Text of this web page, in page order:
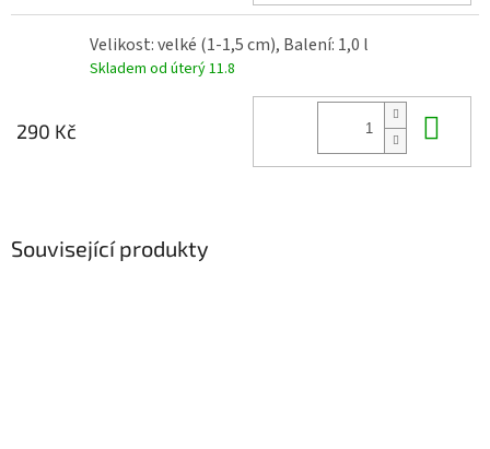
Související produkty
Velikost: velké (1-1,5 cm), Balení: 1,0 l
Skladem od úterý 11.8
290 Kč